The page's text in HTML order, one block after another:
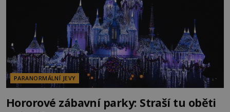
PARANORMÁLNÍ JEVY
Hororové zábavní parky: Straší tu oběti